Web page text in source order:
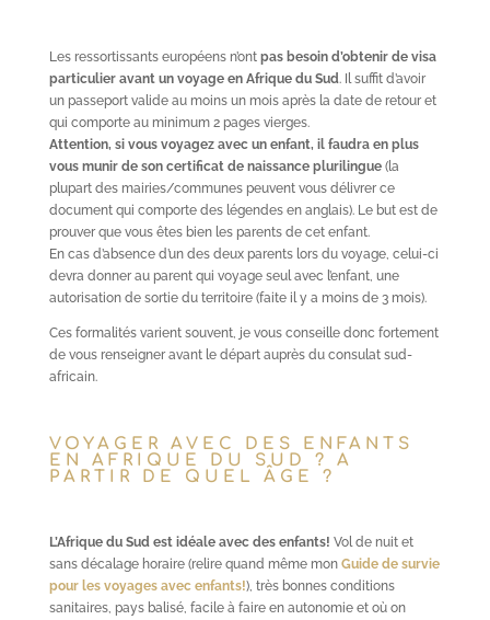
Les ressortissants européens n’ont pas besoin d’obtenir de visa
particulier avant un voyage en Afrique du Sud . Il suffit d’avoir
un passeport valide au moins un mois après la date de retour et
qui comporte au minimum 2 pages vierges.
Attention, si vous voyagez avec un enfant, il faudra en plus
vous munir de son certificat de naissance plurilingue(la
plupart des mairies/communes peuvent vous délivrer ce
document qui comporte des légendes en anglais). Le but est de
prouver que vous êtes bien les parents de cet enfant.
En cas d’absence d’un des deux parents lors du voyage, celui-ci
devra donner au parent qui voyage seul avec l’enfant, une
autorisation de sortie du territoire (faite il y a moins de 3 mois).
Ces formalités varient souvent, je vous conseille donc fortement
de vous renseigner avant le départ auprès du consulat sud-
africain.
VOYAGER AVEC DES ENFANTS
EN AFRIQUE DU SUD ? A
PARTIR DE QUEL ÂGE ?
L’Afrique du Sud est idéale avec des enfants! Vol de nuit et
sans décalage horaire (relire quand même mon Guide de survie
pour les voyages avec enfants!), très bonnes conditions
sanitaires, pays balisé, facile à faire en autonomie et où on